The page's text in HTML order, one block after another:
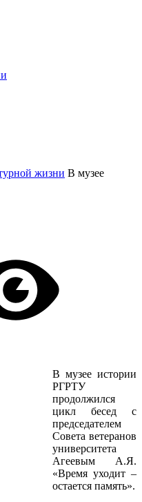
жизни В музее
В музее истории
РГРТУ
продолжился
цикл бесед с
председателем
Совета ветеранов
университета
Агеевым А.Я.
«Время уходит –
остается память».